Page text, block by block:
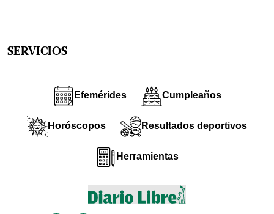
SERVICIOS
Efemérides Cumpleaños
Horóscopos Resultados deportivos
Herramientas